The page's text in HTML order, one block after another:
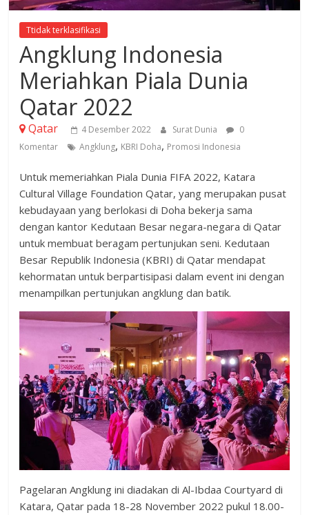
Ttidak terklasifikasi
Angklung Indonesia
Meriahkan Piala Dunia
Qatar 2022
Qatar 4 Desember 2022 Surat Dunia
0
Komentar
Angklung, KBRI Doha, Promosi Indonesia
Untuk memeriahkan Piala Dunia FIFA 2022, Katara
Cultural Village Foundation Qatar, yang merupakan pusat
kebudayaan yang berlokasi di Doha bekerja sama
dengan kantor Kedutaan Besar negara-negara di Qatar
untuk membuat beragam pertunjukan seni. Kedutaan
Besar Republik Indonesia (KBRI) di Qatar mendapat
kehormatan untuk berpartisipasi dalam event ini dengan
menampilkan pertunjukan angklung dan batik.
Pagelaran Angklung ini diadakan di Al-Ibdaa Courtyard di
Katara, Qatar pada 18-28 November 2022 pukul 18.00-